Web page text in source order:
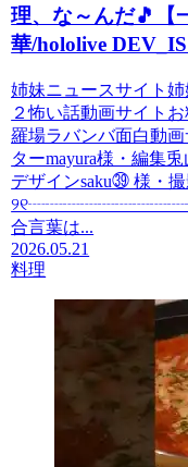
理、な～んだ🎵【
華/hololive
姉妹ニュースサイト
２怖い話動画サイト
羅場ラバンバ面白動
ターmayura様・編集
デザインsaku㊴ 様・
合言葉は...
2026.05.21
料理